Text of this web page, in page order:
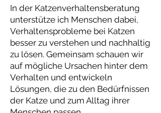
In der Katzenverhaltensberatung
unterstütze ich Menschen dabei,
Verhaltensprobleme bei Katzen
besser zu verstehen und nachhaltig
zu lösen. Gemeinsam schauen wir
auf mögliche Ursachen hinter dem
Verhalten und entwickeln
Lösungen, die zu den Bedürfnissen
der Katze und zum Alltag ihrer